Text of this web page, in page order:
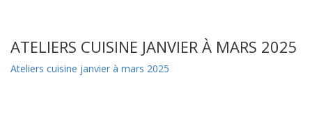
ATELIERS CUISINE JANVIER À MARS 2025
Ateliers cuisine janvier à mars 2025